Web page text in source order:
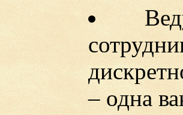
– одна